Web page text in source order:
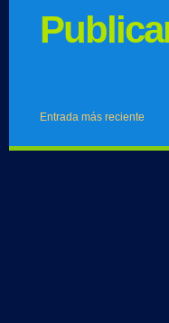
Entrada más reciente